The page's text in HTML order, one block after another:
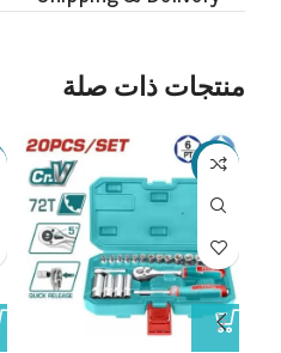
منتجات ذات صلة
-22%